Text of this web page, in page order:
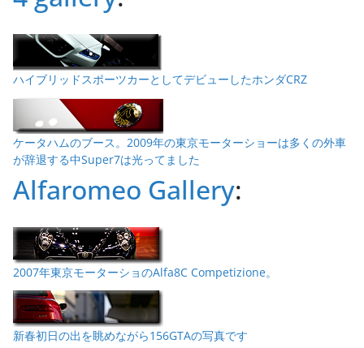
ハイブリッドスポーツカーとしてデビューしたホンダCRZ
ケータハムのブース。2009年の東京モーターショーは多くの外車
が辞退する中Super7は光ってました
Alfaromeo Gallery:
2007年東京モーターショのAlfa8C Competizione。
新春初日の出を眺めながら156GTAの写真です